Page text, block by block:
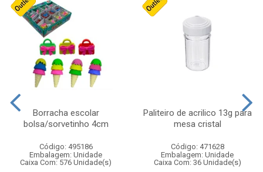
Borracha escolar
bolsa/sorvetinho 4cm
Código: 495186
Embalagem: Unidade
Caixa Com: 576 Unidade(s)
Paliteiro de acrilico 13g para
mesa cristal
Código: 471628
Embalagem: Unidade
Caixa Com: 36 Unidade(s)